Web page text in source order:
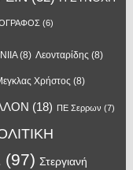
(6)
(8) Λεονταρίδης (8)
Χρήστος (8)
(18) ΠΕ Σερρων (7)
(97) Στεργιανή